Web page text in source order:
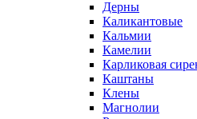
Дерны
Каликантовые
Кальмии
Камелии
Карликовая
Каштаны
Клены
Магнолии